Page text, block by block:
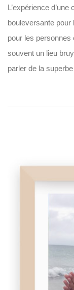
L’expérience
bouleversante
pour les personnes
souvent un lieu
parler de la